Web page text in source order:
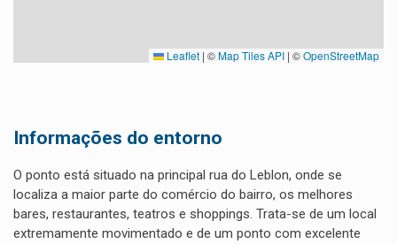
Leaflet | ©Map Tiles API | ©OpenStreetMap
Informações do entorno
O ponto está situado na principal rua do Leblon, onde se
localiza a maior parte do comércio do bairro, os melhores
bares, restaurantes, teatros e shoppings. Trata-se de um local
extremamente movimentado e de um ponto com excelente